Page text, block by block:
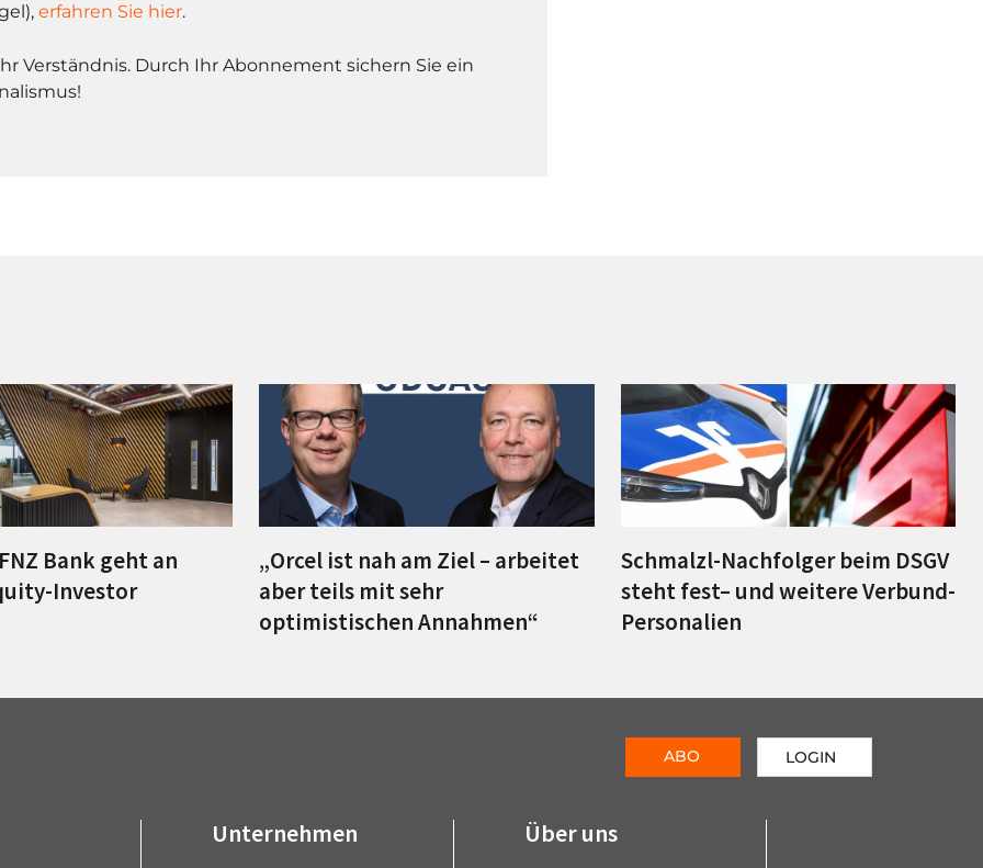
erfahren Sie hier.
Verständnis. Durch Ihr Abonnement sichern Sie ein
Bank geht an
Investor
„Orcel ist nah am Ziel – arbeitet
aber teils mit sehr
optimistischen Annahmen“
Schmalzl-Nachfolger beim DSGV
steht fest– und weitere Verbund-
Personalien
Unternehmen Über uns
ABO LOGIN